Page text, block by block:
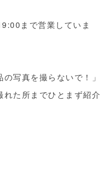
まで営業していま
写真を撮らないで！」
た所までひとまず紹介